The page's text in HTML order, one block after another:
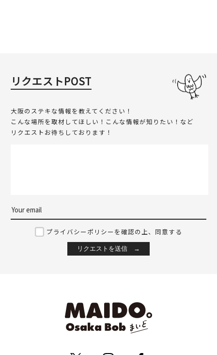
リクエストPOST
大阪のステキな情報を教えてください！
こんな場所を取材してほしい！こんな情報が知りたい！など
リクエストお待ちしております！
プライバシーポリシーを確認の上、同意する